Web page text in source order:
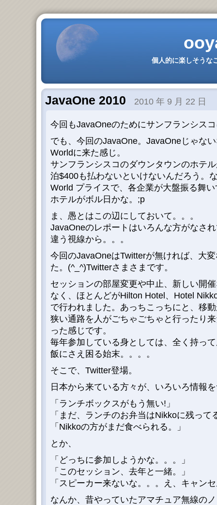
個人的に楽しそうな
JavaOne 2010 2010 年 9 月 22 日
今回もJavaOneのためにサンフランシス
でも、今回のJavaOne。JavaOneじゃな
Worldに来た感じ。
サンフランシスコのダウンタウンのホテ
泊$400も払わないといけないんだろう。
World プライスで、各企業が大盤振る舞
ホテルがボル日かな。;p
ま、愚とはこの辺にしておいて。。。
JavaOneのレポートはいろんな方がなさ
違う視線から。。。
今回のJavaOneはTwitterが無ければ、大
た。(^_^)Twitterさまさまです。
セッションの部屋変更や中止、新しい開
なく、ほとんどがHilton Hotel、Hotel
で行われました。あっちこっちにと、移
狭い通路を人がごちゃごちゃと行ったり
った感じです。
毎年参加している身としては、全く持っ
飯にさえ困る始末。。。。
そこで、Twitter登場。
日本から来ている方々が、いろいろ情報
「ランチボックスがもう無い!」
「まだ、ランチのお弁当はNikkoに残って
「Nikkoの方がまだ食べられる。」
とか、
「どっちに参加しようかな。。。」
「このセッション、去年と一緒。」
「スピーカー来ないな。。。え、キャン
なんか、昔やっていたアマチュア無線の